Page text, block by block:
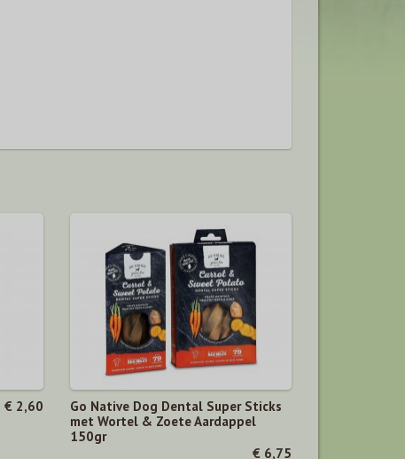
€ 2,60
Go Native Dog Dental Super Sticks
met Wortel & Zoete Aardappel
150gr
€ 6,75